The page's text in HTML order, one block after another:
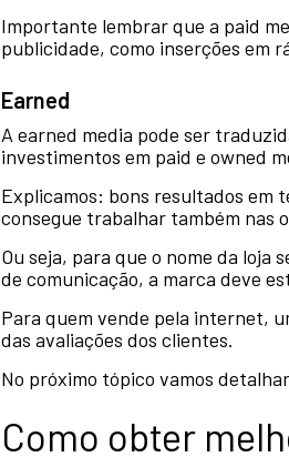
Importante lembrar que a paid
publicidade, como inserções em
Earned
A earned media pode ser
investimentos em paid e owned
Explicamos: bons resultados em
consegue trabalhar também nas
Ou seja, para que o nome da loja
de comunicação, a marca deve
Para quem vende pela internet,
das avaliações dos clientes.
No próximo tópico vamos
Como obter